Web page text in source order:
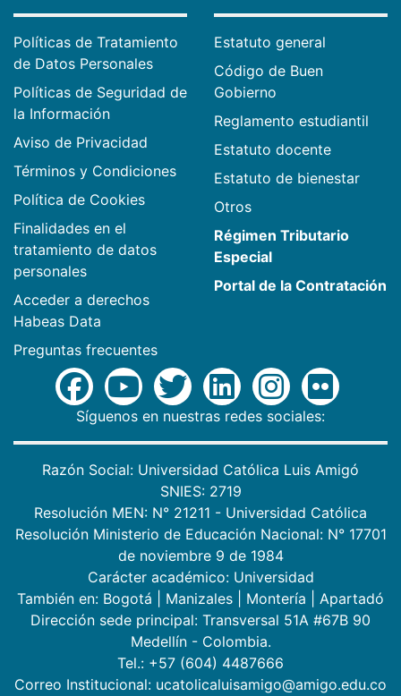
Políticas de Tratamiento
de Datos Personales
Políticas de Seguridad de
la Información
Aviso de Privacidad
Términos y Condiciones
Política de Cookies
Finalidades en el
tratamiento de datos
personales
Acceder a derechos
Habeas Data
Preguntas frecuentes
Estatuto general
Código de Buen
Gobierno
Reglamento estudiantil
Estatuto docente
Estatuto de bienestar
Otros
Régimen Tributario
Especial
Portal de la Contratación
Síguenos en nuestras redes sociales:
Razón Social: Universidad Católica Luis Amigó
SNIES: 2719
Resolución MEN: N° 21211 - Universidad Católica
Resolución Ministerio de Educación Nacional: N° 17701
de noviembre 9 de 1984
Carácter académico: Universidad
También en: Bogotá Manizales Montería
Apartadó
Dirección sede principal: Transversal 51A #67B 90
Medellín - Colombia.
Tel.: +57 (604) 4487666
Correo Institucional: ucatolicaluisamigo@amigo.edu.co